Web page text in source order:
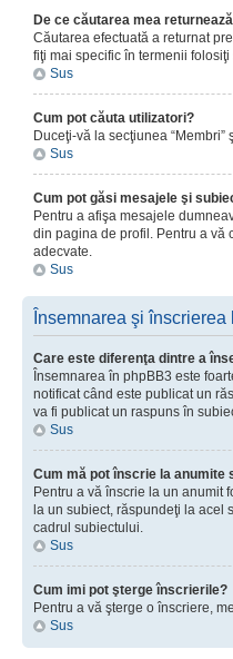
De ce căutarea mea
Căutarea efectuată a returnat
fiţi mai specific în termenii
Sus
Cum pot căuta utilizatori?
Duceţi-vă la secţiunea
Sus
Cum pot găsi mesajele şi
Pentru a afişa mesajele
din pagina de profil. Pentru a vă
adecvate.
Sus
Însemnarea şi
Care este diferenţa dintre a
Însemnarea în phpBB3 este
notificat când este publicat un
va fi publicat un raspuns în
Sus
Cum mă pot înscrie la anumite
Pentru a vă înscrie la un anumit
la un subiect, răspundeţi la acel
cadrul subiectului.
Sus
Cum imi pot şterge înscrierile?
Pentru a vă şterge o înscriere,
Sus